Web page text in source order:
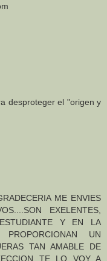
desproteger el "origen y
ME ENVIES
EXELENTES,
Y EN LA
UN
TAN AMABLE DE
TE LO VOY A